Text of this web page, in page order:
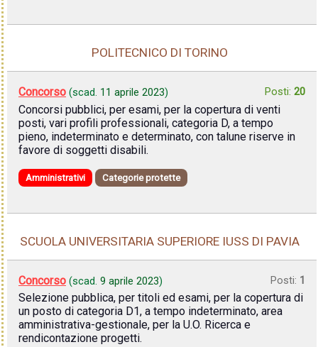
POLITECNICO DI TORINO
Concorso (scad. 11 aprile 2023) Posti: 20
Concorsi pubblici, per esami, per la copertura di venti
posti, vari profili professionali, categoria D, a tempo
pieno, indeterminato e determinato, con talune riserve in
favore di soggetti disabili.
Amministrativi Categorie protette
SCUOLA UNIVERSITARIA SUPERIORE IUSS DI PAVIA
Concorso (scad. 9 aprile 2023) Posti: 1
Selezione pubblica, per titoli ed esami, per la copertura di
un posto di categoria D1, a tempo indeterminato, area
amministrativa-gestionale, per la U.O. Ricerca e
rendicontazione progetti.